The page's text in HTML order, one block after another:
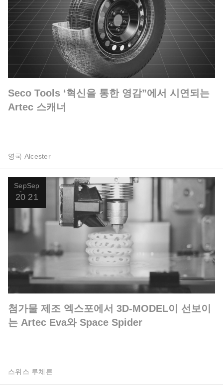
Seco Tools ‘혁신을 통한 영감”에서 시연되는
Artec 스캐너
영국 Alcester
Sep
20
Sep
21
첨가물 제조 엑스포에서 3D-MODEL이 선보이
는 Artec Eva와 Space Spider
스위스 루체른